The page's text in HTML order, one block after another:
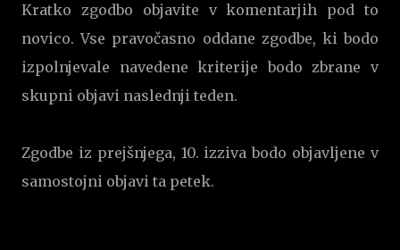
Kratko zgodbo objavite v komentarjih pod to
novico. Vse pravočasno oddane zgodbe, ki bodo
izpolnjevale navedene kriterije bodo zbrane v
skupni objavi naslednji teden.
Zgodbe iz prejšnjega, 10. izziva bodo objavljene v
samostojni objavi ta petek.